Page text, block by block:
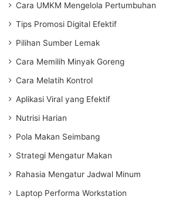
Cara UMKM Mengelola Pertumbuhan
Tips Promosi Digital Efektif
Pilihan Sumber Lemak
Cara Memilih Minyak Goreng
Cara Melatih Kontrol
Aplikasi Viral yang Efektif
Nutrisi Harian
Pola Makan Seimbang
Strategi Mengatur Makan
Rahasia Mengatur Jadwal Minum
Laptop Performa Workstation